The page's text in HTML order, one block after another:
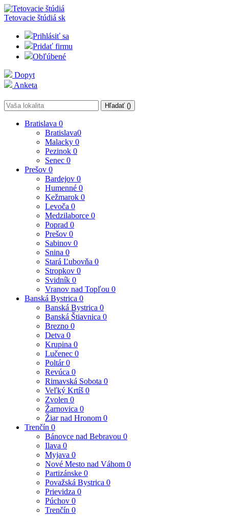
Tetovacie štúdiá sk
Prihlásiť sa
Pridať firmu
Obľúbené
Dopyt
Anketa
Hľadať ()
Bratislava 0
Bratislava0
Malacky 0
Pezinok 0
Senec 0
Prešov 0
Bardejov 0
Humenné 0
Kežmarok 0
Levoča 0
Medzilaborce 0
Poprad 0
Prešov 0
Sabinov 0
Snina 0
Stará Ľubovňa 0
Stropkov 0
Svidník 0
Vranov nad Topľou 0
Banská Bystrica 0
Banská Bystrica 0
Banská Štiavnica 0
Brezno 0
Detva 0
Krupina 0
Lučenec 0
Poltár0
Revúca 0
Rimavská Sobota 0
Veľký Krtíš 0
Zvolen 0
Žarnovica 0
Žiar nad Hronom 0
Trenčín 0
Bánovce nad Bebravou 0
Ilava 0
Myjava 0
Nové Mesto nad Váhom 0
Partizánske 0
Považská Bystrica 0
Prievidza 0
Púchov 0
Trenčín 0